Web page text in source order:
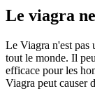
Le viagra
Le Viagra n'est pas
tout le monde. Il
efficace pour les
Viagra peut causer